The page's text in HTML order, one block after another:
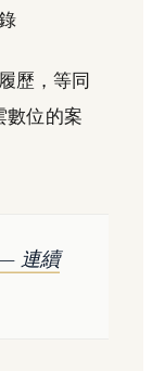
歷，等同
數位的案
連續